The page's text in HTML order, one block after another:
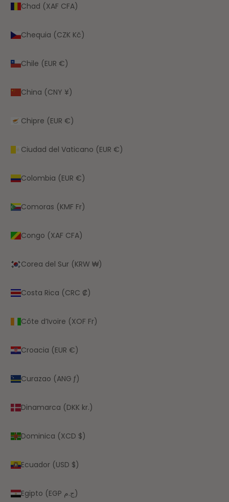
Chad (XAF CFA)
Chequia (CZK Kč)
Chile (EUR €)
China (CNY ¥)
Chipre (EUR €)
Ciudad del Vaticano (EUR €)
Colombia (EUR €)
Comoras (KMF Fr)
Congo (XAF CFA)
Corea del Sur (KRW ₩)
Costa Rica (CRC ₡)
Côte d’Ivoire (XOF Fr)
Croacia (EUR €)
Curazao (ANG ƒ)
Dinamarca (DKK kr.)
Dominica (XCD $)
Ecuador (USD $)
Egipto (EGP ج.م)